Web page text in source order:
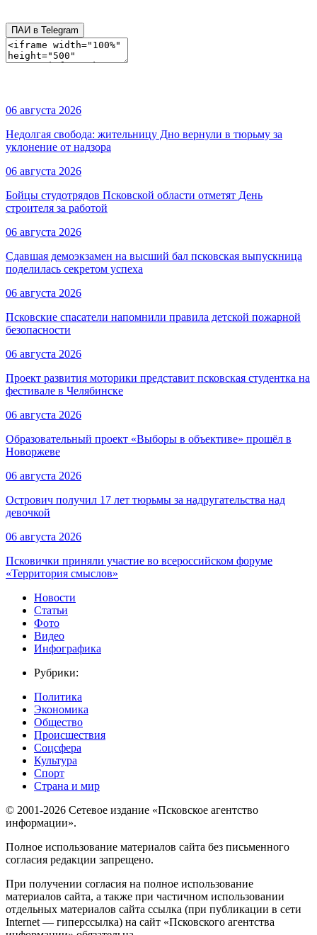
ПАИ в Telegram
06 августа 2026
Недолгая свобода: жительницу Дно вернули в тюрьму за
уклонение от надзора
06 августа 2026
Бойцы студотрядов Псковской области отметят День
строителя за работой
06 августа 2026
Сдавшая демоэкзамен на высший бал псковская выпускница
поделилась секретом успеха
06 августа 2026
Псковские спасатели напомнили правила детской пожарной
безопасности
06 августа 2026
Проект развития моторики представит псковская студентка на
фестивале в Челябинске
06 августа 2026
Образовательный проект «Выборы в объективе» прошёл в
Новоржеве
06 августа 2026
Острович получил 17 лет тюрьмы за надругательства над
девочкой
06 августа 2026
Псковички приняли участие во всероссийском форуме
«Территория смыслов»
Новости
Статьи
Фото
Видео
Инфографика
Рубрики:
Политика
Экономика
Общество
Происшествия
Соцсфера
Культура
Спорт
Страна и мир
© 2001-2026 Сетевое издание «Псковское агентство
информации».
Полное использование материалов сайта без письменного
согласия редакции запрещено.
При получении согласия на полное использование
материалов сайта, а также при частичном использовании
отдельных материалов сайта ссылка (при публикации в сети
Internet — гиперссылка) на сайт «Псковского агентства